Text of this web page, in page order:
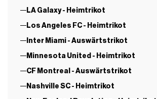
LA Galaxy - Heimtrikot
Los Angeles FC - Heimtrikot
Inter Miami - Auswärtstrikot
Minnesota United - Heimtrikot
CF Montreal - Auswärtstrikot
Nashville SC - Heimtrikot